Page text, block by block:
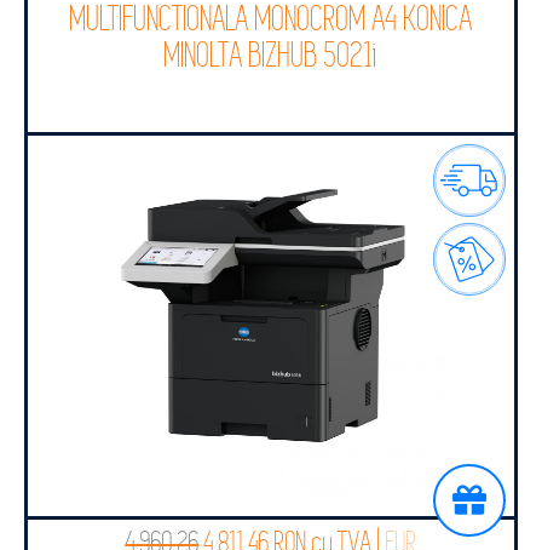
MULTIFUNCTIONALA MONOCROM A4 KONICA
MINOLTA BIZHUB 5021i